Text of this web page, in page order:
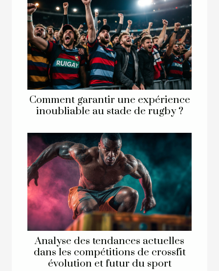
Comment garantir une expérience
inoubliable au stade de rugby ?
Analyse des tendances actuelles
dans les compétitions de crossfit
évolution et futur du sport